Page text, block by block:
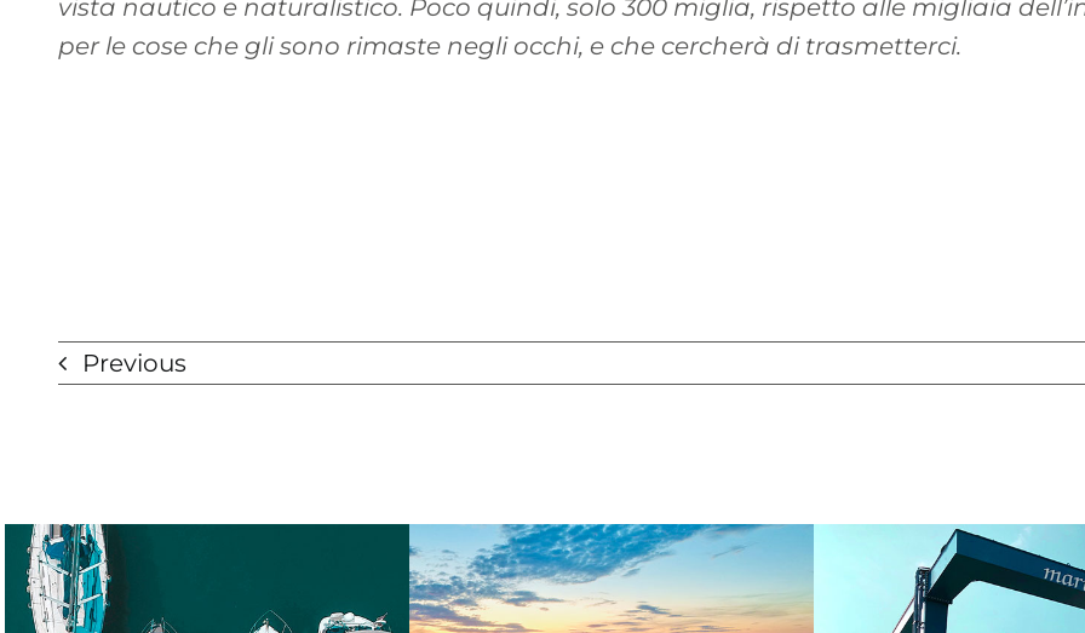
vista nautico e naturalistico. Poco quindi, solo 300 miglia, rispetto alle migliaia
per le cose che gli sono rimaste negli occhi, e che cercherà di trasmetterci.
Previous